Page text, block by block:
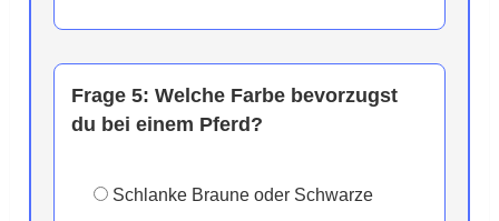
Frage 5: Welche Farbe bevorzugst
du bei einem Pferd?
Schlanke Braune oder Schwarze